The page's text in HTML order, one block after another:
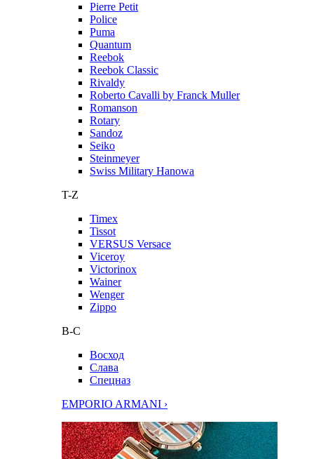
Pierre Petit
Police
Puma
Quantum
Reebok
Reebok Classic
Rivaldy
Roberto Cavalli by Franck Muller
Romanson
Rotary
Sandoz
Seiko
Steinmeyer
Swiss Military Hanowa
T-Z
Timex
Tissot
VERSUS Versace
Viceroy
Victorinox
Wainer
Wenger
Zippo
В-С
Восход
Слава
Спецназ
EMPORIO ARMANI ›